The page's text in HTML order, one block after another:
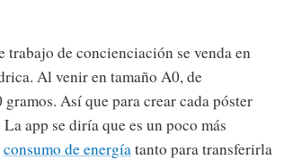
trabajo de concienciación se venda en
Al venir en tamaño A0, de
Así que para crear cada póster
app se diría que es un poco más
consumo de energíatanto para transferirla